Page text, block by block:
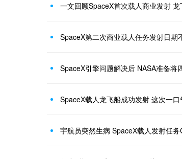
一文回顾SpaceX首次载人商业发射
SpaceX第二次商业载人任务发射日期
SpaceX引擎问题解决后 NASA准备将
SpaceX载人龙飞船成功发射 这次一
宇航员突然生病 SpaceX载人发射任